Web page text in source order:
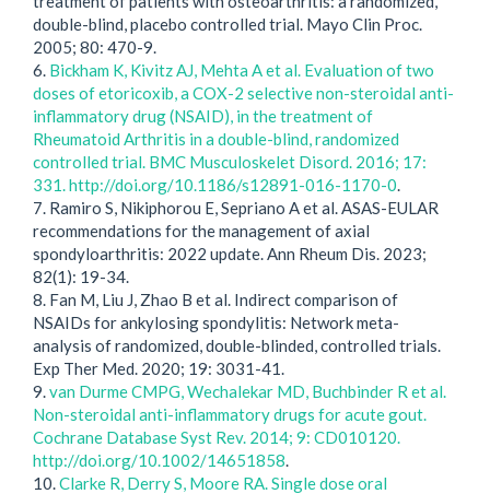
double-blind, placebo controlled trial. Mayo Clin Proc.
2005; 80: 470-9.
6. Bickham K, Kivitz AJ, Mehta A et al. Evaluation of two
doses of etoricoxib, a COX-2 selective non-steroidal anti-
inflammatory drug (NSAID), in the treatment of
Rheumatoid Arthritis in a double-blind, randomized
controlled trial. BMC Musculoskelet Disord. 2016; 17:
331. http://doi.org/10.1186/s12891-016-1170-0.
7. Ramiro S, Nikiphorou E, Sepriano A et al. ASAS-EULAR
recommendations for the management of axial
spondyloarthritis: 2022 update. Ann Rheum Dis. 2023;
82(1): 19-34.
8. Fan M, Liu J, Zhao B et al. Indirect comparison of
NSAIDs for ankylosing spondylitis: Network meta-
analysis of randomized, double-blinded, controlled trials.
Exp Ther Med. 2020; 19: 3031-41.
9.van Durme CMPG, Wechalekar MD, Buchbinder R et al.
Non-steroidal anti-inflammatory drugs for acute gout.
Cochrane Database Syst Rev. 2014; 9: CD010120.
http://doi.org/10.1002/14651858.
10.Clarke R, Derry S, Moore RA. Single dose oral